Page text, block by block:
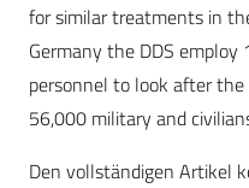
for similar treatments in
Germany the DDS
personnel to look after
56,000 military and
Den vollständigen Artikel